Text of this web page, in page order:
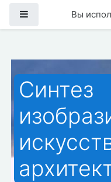
Боковая панель
Вы
Синтез